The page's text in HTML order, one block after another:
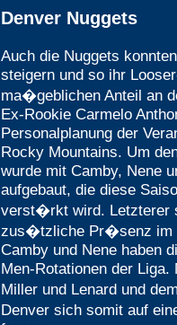
Denver Nuggets
Auch die Nuggets
steigern und so ihr
ma�geblichen Anteil an
Ex-Rookie Carmelo
Personalplanung der
Rocky Mountains. Um
wurde mit Camby, Nene
aufgebaut, die diese
verst�rkt wird. Letzterer
zus�tzliche Pr�senz im
Camby und Nene haben
Men-Rotationen der
Miller und Lenard und
Denver sich somit auf